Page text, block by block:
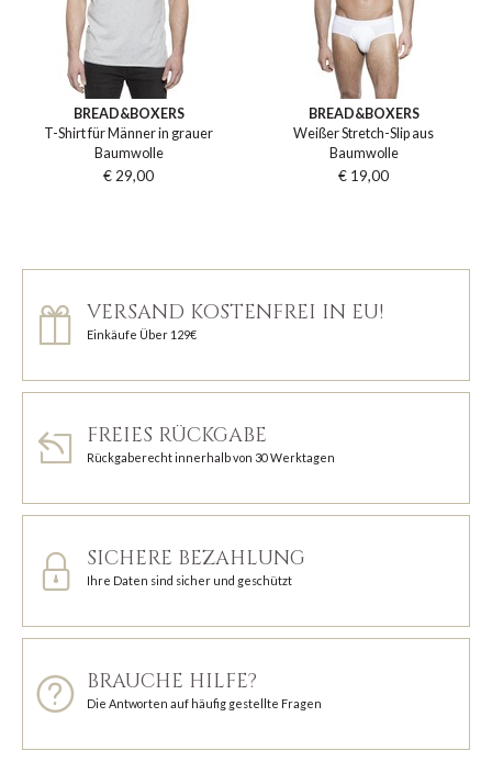
BREAD&BOXERS
T-Shirt für Männer in grauer
Baumwolle
€ 29,00
BREAD&BOXERS
Weißer Stretch-Slip aus
Baumwolle
€ 19,00
VERSAND KOSTENFREI IN EU!
Einkäufe Über 129€
FREIES RÜCKGABE
Rückgaberecht innerhalb von 30 Werktagen
SICHERE BEZAHLUNG
Ihre Daten sind sicher und geschützt
BRAUCHE HILFE?
Die Antworten auf häufig gestellte Fragen